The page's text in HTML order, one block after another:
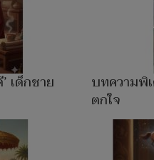
เด็กชาย
บทความพิ
ตกใจ